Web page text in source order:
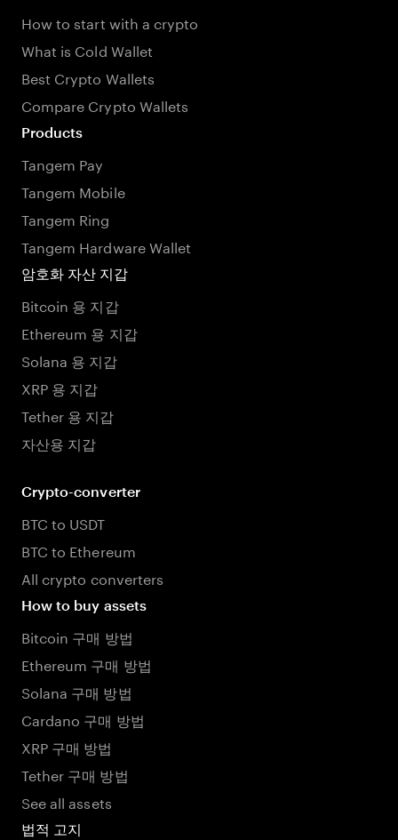
How to start with a crypto
What is Cold Wallet
Best Crypto Wallets
Compare Crypto Wallets
Products
Tangem Pay
Tangem Mobile
Tangem Ring
Tangem Hardware Wallet
암호화 자산 지갑
Bitcoin 용 지갑
Ethereum 용 지갑
Solana 용 지갑
XRP 용 지갑
Tether 용 지갑
자산용 지갑
Crypto-converter
BTC to USDT
BTC to Ethereum
All crypto converters
How to buy assets
Bitcoin 구매 방법
Ethereum 구매 방법
Solana 구매 방법
Cardano 구매 방법
XRP 구매 방법
Tether 구매 방법
See all assets
법적 고지